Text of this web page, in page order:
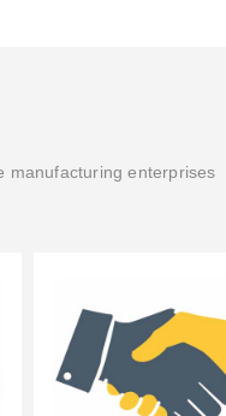
manufacturing enterprises